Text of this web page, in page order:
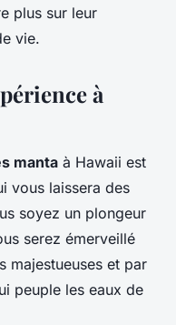
plus sur leur
vie.
à
manta à Hawaii est
vous laissera des
soyez un plongeur
serez émerveillé
majestueuses et par
peuple les eaux de